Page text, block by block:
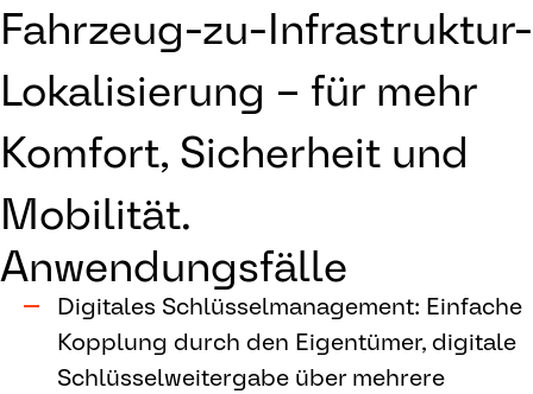
Fahrzeug-zu-Infrastruktur-
Lokalisierung – für mehr
Komfort, Sicherheit und
Mobilität.
Anwendungsfälle
Digitales Schlüsselmanagement: Einfache
Kopplung durch den Eigentümer, digitale
Schlüsselweitergabe über mehrere